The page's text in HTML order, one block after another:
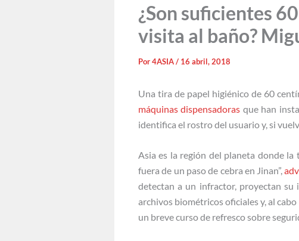
¿Son suficientes
visita al baño?
Por4ASIA/ 16 abril, 2018
Una tira de papel higiénico de 60
máquinas dispensadoras que han
identifica el rostro del usuario y, si
Asia es la región del planeta donde la
fuera de un paso de cebra en Jinan”,
detectan a un infractor, proyectan su
archivos biométricos oficiales y, al
un breve curso de refresco sobre